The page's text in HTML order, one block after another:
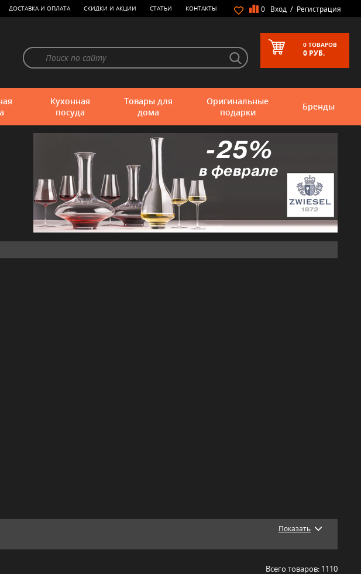
0 Вход / Регистрация
ДОСТАВКА И ОПЛАТА СКИДКИ И АКЦИИ СТАТЬИ КОНТАКТЫ
0 ТОВАРОВ
0 РУБ.
Кухонная
посуда
Товары для
дома
Оригинальные
подарки
Бренды
Показать
Всего товаров: 1110